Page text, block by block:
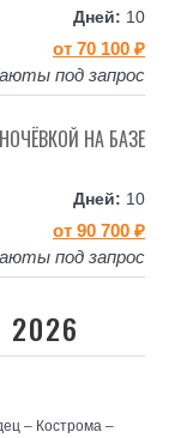
10
от 70 100 ₽
под запрос
10
НА БАЗЕ
от 90 700 ₽
под запрос
– Кострома –